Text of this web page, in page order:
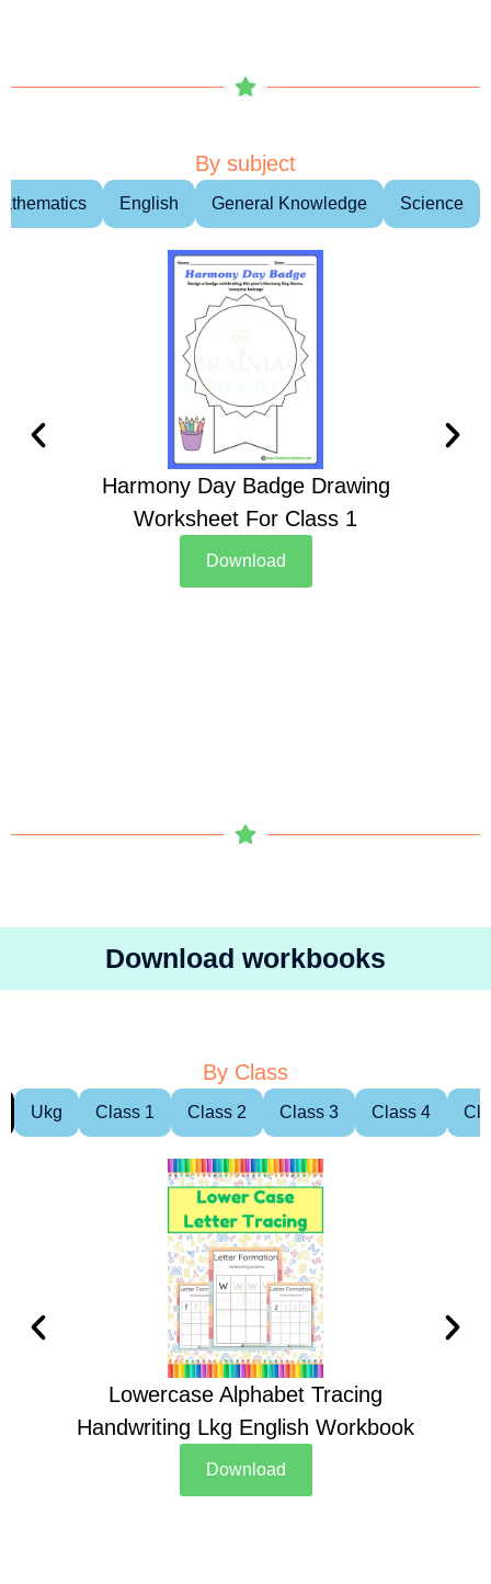
By subject
English General Knowledge Science
Harmony Day Badge Drawing
Worksheet For Class 1
Download
Download workbooks
By Class
Ukg Class 1 Class 2 Class 3 Class 4
Lowercase Alphabet Tracing
Handwriting Lkg English Workbook
Download